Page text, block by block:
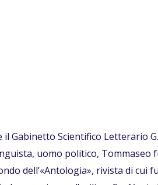
il Gabinetto Scientifico Letterario
uomo politico, Tommaseo
dell’«Antologia», rivista di cui